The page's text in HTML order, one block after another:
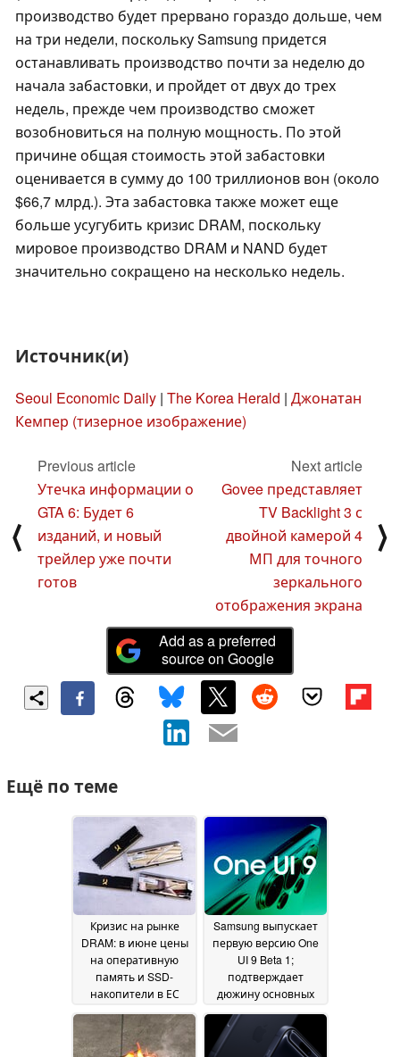
производство будет прервано гораздо дольше, чем
на три недели, поскольку Samsung придется
останавливать производство почти за неделю до
начала забастовки, и пройдет от двух до трех
недель, прежде чем производство сможет
возобновиться на полную мощность. По этой
причине общая стоимость этой забастовки
оценивается в сумму до 100 триллионов вон (около
$66,7 млрд.). Эта забастовка также может еще
больше усугубить кризис DRAM, поскольку
мировое производство DRAM и NAND будет
значительно сокращено на несколько недель.
Источник(и)
Seoul Economic Daily | The Korea Herald | Джонатан
Кемпер (тизерное изображение)
⟨
Previous article
Утечка информации о
GTA 6: Будет 6
изданий, и новый
трейлер уже почти
готов
Next article
Govee представляет
TV Backlight 3 с
двойной камерой 4
МП для точного
зеркального
отображения экрана
⟩
Add as a preferred
source on Google
Ещё по теме
Кризис на рынке
DRAM: в июне цены
на оперативную
память и SSD-
накопители в ЕС
незначительно16
June 2026
Samsung выпускает
первую версию One
UI 9 Beta 1;
подтверждает
дюжину основных
14 May 2026